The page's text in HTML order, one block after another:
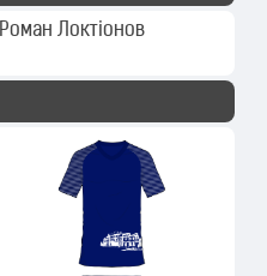
Роман Локтіонов